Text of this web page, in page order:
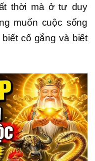
thời mà ở tư duy
muốn cuộc sống
cố gắng và biết